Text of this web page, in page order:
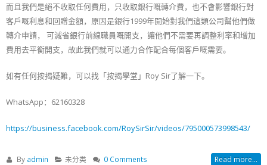
而且我們是絕不收取任何費用，只收取銀行嘅轉介費，也不會影響銀行對
客戶嘅利息和回贈金額，原因是銀行1999年開始對我們這類公司幫他們做
轉介申請， 可減省銀行前線職員嘅開支，讓他們不需要再調整利率和增加
費用去平衡開支，故此我們就可以通力合作配合每個客戶嘅需要。
如有任何按揭疑難，可以找「按揭學堂」Roy Sir了解一下。
WhatsApp：62160328
https://business.facebook.com/RoySirSir/videos/795000573998543/
By admin 未分类 0 Comments Read more...